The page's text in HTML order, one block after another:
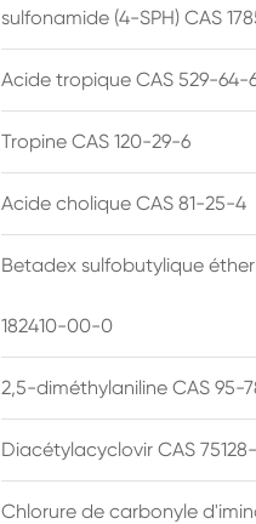
sulfonamide (4-SPH) CAS
Acide tropique CAS 529-64-
Tropine CAS 120-29-6
Acide cholique CAS 81-25-4
Betadex sulfobutylique
182410-00-0
2,5-diméthylaniline CAS 95-
Diacétylacyclovir CAS
Chlorure de carbonyle